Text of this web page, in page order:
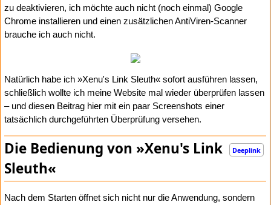
zu deaktivieren, ich möchte auch nicht (noch einmal) Google
Chrome installieren und einen zusätzlichen AntiViren-Scanner
brauche ich auch nicht.
Natürlich habe ich »Xenu's Link Sleuth« sofort ausführen lassen,
schließlich wollte ich meine Website mal wieder überprüfen lassen
– und diesen Beitrag hier mit ein paar Screenshots einer
tatsächlich durchgeführten Überprüfung versehen.
Deeplink
Die Bedienung von »Xenu's Link
Sleuth«
Nach dem Starten öffnet sich nicht nur die Anwendung, sondern